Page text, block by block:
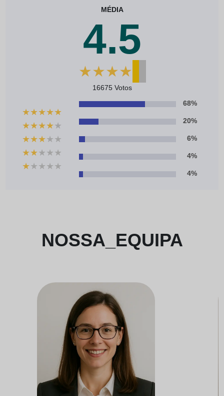
MÉDIA
4.5
★★★★
16675 Votos
★★★★★
★★★★★
★★★★ ★
★★★ ★ ★
★★ ★ ★ ★
68%
20%
6%
4%
4%
NOSSA_EQUIPA